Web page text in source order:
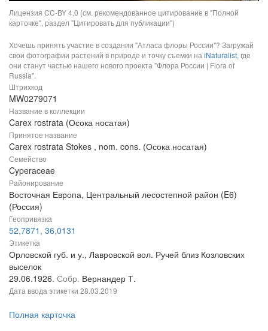
Лицензия CC-BY 4.0 (см. рекомендованное цитирование в "Полной
карточке", раздел "Цитировать для публикации")
Хочешь принять участие в создании "Атласа флоры России"? Загружай
свои фотографии растений в природе и точку съемки на iNaturalist, где
они станут частью нашего нового проекта "Флора России | Flora of
Russia".
Штрихкод
MW0279071
Название в коллекции
Carex rostrata (Осока носатая)
Принятое название
Carex rostrata Stokes , nom. cons. (Осока носатая)
Семейство
Cyperaceae
Районирование
Восточная Европа, Центральный лесостепной район (E6)
(Россия)
Геопривязка
52,7871, 36,0131
Этикетка
Орловской губ. и у., Лавровской вол. Ручей близ Козловских
выселок
29.06.1926. Собр. Вернандер Т.
Дата ввода этикетки 28.03.2019
Полная карточка